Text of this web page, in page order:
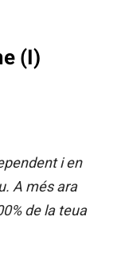
(I)
i en
A més ara
de la teua